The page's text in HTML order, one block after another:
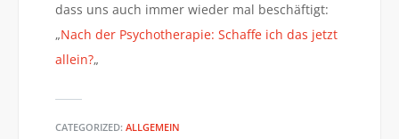
dass uns auch immer wieder mal beschäftigt:
„Nach der Psychotherapie: Schaffe ich das jetzt
allein?„
CATEGORIZED: ALLGEMEIN